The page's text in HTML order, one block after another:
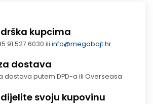
kupcima
91 527 6030 iliinfo@megabajt.hr
dostava
dostava putem DPD-a ili Overseasa
svoju kupovinu